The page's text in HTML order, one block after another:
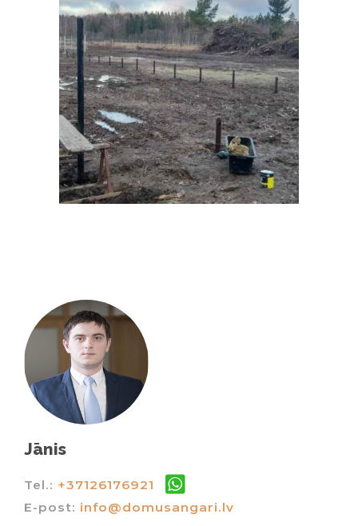
Jānis
Tel.: +37126176921
E-post: info@domusangari.lv